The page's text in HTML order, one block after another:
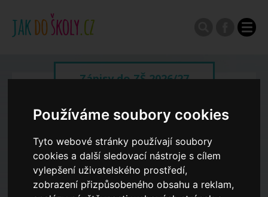
Používáme soubory cookies
Tyto webové stránky používají soubory
cookies a další sledovací nástroje s cílem
vylepšení uživatelského prostředí,
zobrazení přizpůsobeného obsahu a reklam,
Zápisy do ZŠ 2026/27
Výroční zprávy
Spádové oblasti ZŠ